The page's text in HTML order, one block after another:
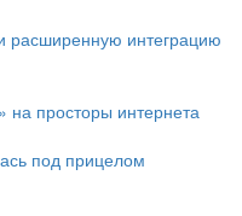
расширенную интеграцию
на просторы интернета
под прицелом